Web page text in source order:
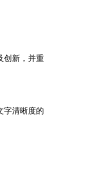
创新，并重
字清晰度的